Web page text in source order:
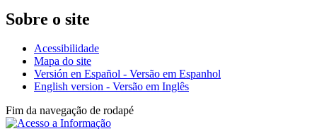
Sobre o site
Acessibilidade
Mapa do site
Versión en Español - Versão em Espanhol
English version - Versão em Inglês
Fim da navegação de rodapé